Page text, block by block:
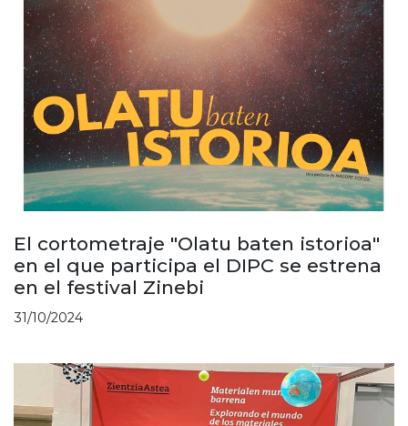
El cortometraje "Olatu baten istorioa"
en el que participa el DIPC se estrena
en el festival Zinebi
31/10/2024